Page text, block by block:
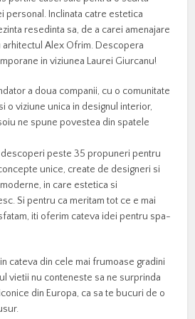
personal. Inclinata catre estetica
resedinta sa, de a carei amenajare
Alex Ofrim. Descopera
in viziunea Laurei Giurcanu!
a doua companii, cu o comunitate
o viziune unica in designul interior,
ne spune povestea din spatele
peste 35 propuneri pentru
unice, create de designeri si
in care estetica si
Si pentru ca meritam tot ce e mai
iti oferim cateva idei pentru spa-
cateva din cele mai frumoase gradini
vietii nu conteneste sa ne surprinda
din Europa, ca sa te bucuri de o